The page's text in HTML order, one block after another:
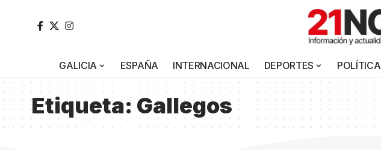
GALICIA ESPAÑA INTERNACIONAL DEPORTES POLÍTICA
Etiqueta: Gallegos